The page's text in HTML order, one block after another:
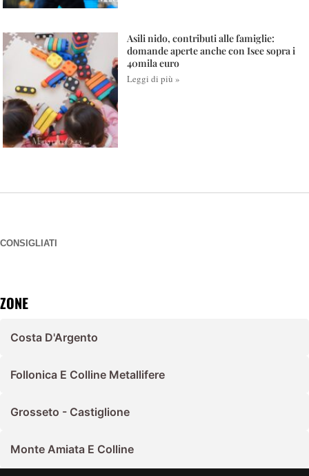
Asili nido, contributi alle famiglie:
domande aperte anche con Isee sopra i
40mila euro
Leggi di più »
CONSIGLIATI
ZONE
Costa D'Argento
Follonica E Colline Metallifere
Grosseto - Castiglione
Monte Amiata E Colline